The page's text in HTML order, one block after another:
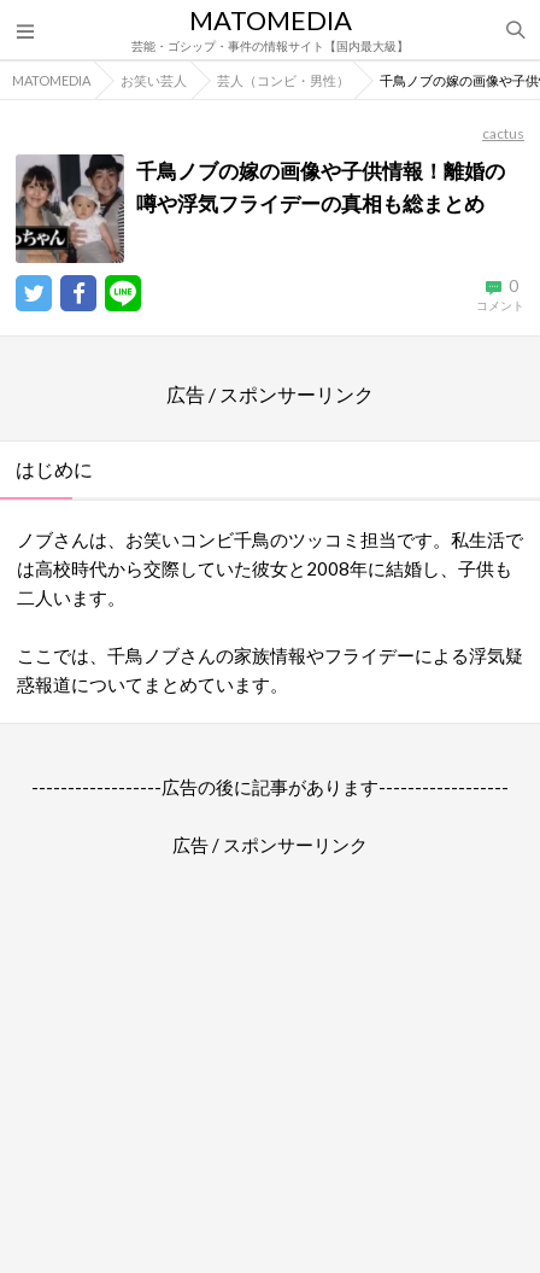
MATOMEDIA
芸能・ゴシップ・事件の情報サイト【国内最大級】
MATOMEDIA お笑い芸人 芸人（コンビ・男性） 千鳥ノブの嫁の画像や子
cactus
千鳥ノブの嫁の画像や子供情報！離婚の
噂や浮気フライデーの真相も総まとめ
0
コメント
広告 / スポンサーリンク
はじめに
ノブさんは、お笑いコンビ千鳥のツッコミ担当です。私生活で
は高校時代から交際していた彼女と2008年に結婚し、子供も
二人います。
ここでは、千鳥ノブさんの家族情報やフライデーによる浮気疑
惑報道についてまとめています。
------------------広告の後に記事があります------------------
広告 / スポンサーリンク